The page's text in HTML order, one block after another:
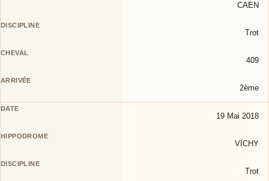
CAEN
Trot
409
2ème
19 Mai 2018
VICHY
Trot